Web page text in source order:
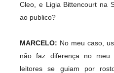
Cleo, e Ligia Bittencourt na
ao publico?
MARCELO: No meu caso,
não faz diferença no meu
leitores se guiam por